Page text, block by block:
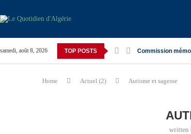
samedi, août 8, 2026 TOP POSTS Commission
Home Actuel (2) Autisme et sagesse